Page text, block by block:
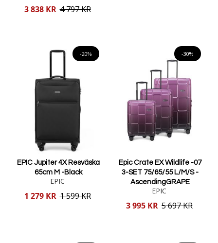
Reducerat
3 838 KR 4 797 KR
-20%
EPIC Jupiter 4X Resväska
65cm M -Black
EPIC
Reducerat
1 279 KR 1 599 KR
-30%
Epic Crate EX Wildlife -07
3-SET 75/65/55 L/M/S -
AscendingGRAPE
EPIC
Reducerat
3 995 KR 5 697 KR